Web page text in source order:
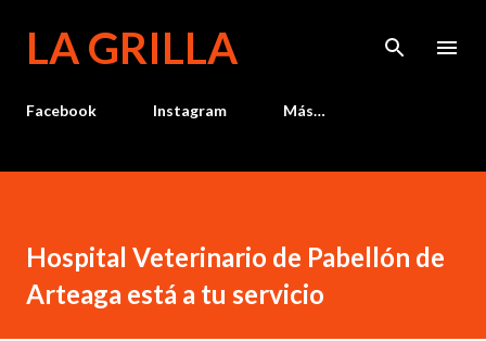
LA GRILLA
Facebook Instagram Más…
Hospital Veterinario de Pabellón de
Arteaga está a tu servicio